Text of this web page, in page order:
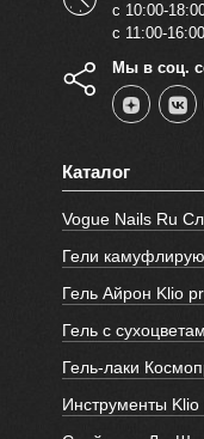
с 10:00-
с 11:00-
Мы в соц.
Каталог
Vogue Nails Ru
Гели
Гель Айрон Klio
Гель с
Гель-лаки
Инструменты